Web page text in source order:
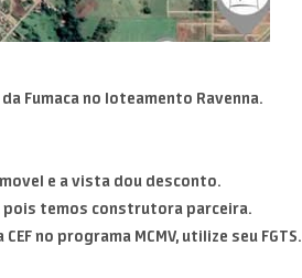
Fumaca no loteamento Ravenna.
e a vista dou desconto.
pois temos construtora parceira.
no programa MCMV, utilize seu FGTS.